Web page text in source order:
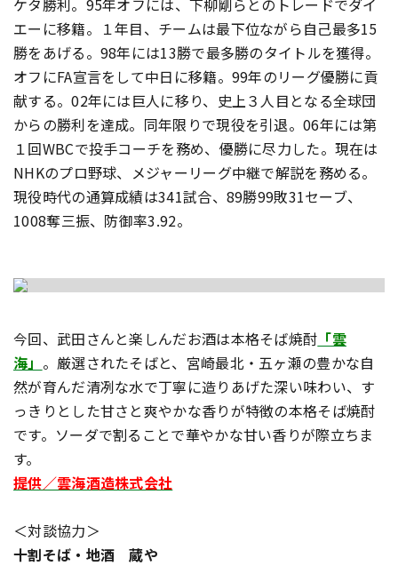
ケタ勝利。95年オフには、下柳剛らとのトレードでダイ
エーに移籍。１年目、チームは最下位ながら自己最多15
勝をあげる。98年には13勝で最多勝のタイトルを獲得。
オフにFA宣言をして中日に移籍。99年のリーグ優勝に貢
献する。02年には巨人に移り、史上３人目となる全球団
からの勝利を達成。同年限りで現役を引退。06年には第
１回WBCで投手コーチを務め、優勝に尽力した。現在は
NHKのプロ野球、メジャーリーグ中継で解説を務める。
現役時代の通算成績は341試合、89勝99敗31セーブ、
1008奪三振、防御率3.92。
今回、武田さんと楽しんだお酒は本格そば焼酎 「雲
海」 。厳選されたそばと、宮崎最北・五ヶ瀬の豊かな自
然が育んだ清冽な水で丁寧に造りあげた深い味わい、す
っきりとした甘さと爽やかな香りが特徴の本格そば焼酎
です。ソーダで割ることで華やかな甘い香りが際立ちま
す。
提供／雲海酒造株式会社
＜対談協力＞
十割そば・地酒 蔵や